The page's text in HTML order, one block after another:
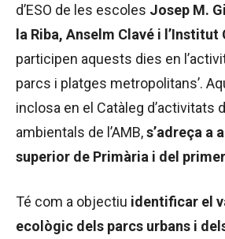
d’ESO de les escoles Josep M.
la Riba, Anselm Clavé i l’Institut
participen aquests dies en
parcs i platges metropolitans’.
inclosa en el Catàleg d’activitats
ambientals de l’AMB,s’adreça a
superior de Primària i del primer
Té com a objectiu identificar el
ecològic dels parcs urbans i